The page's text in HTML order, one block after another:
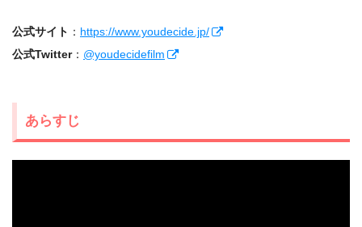
公式サイト ： https://www.youdecide.jp/
公式Twitter： @youdecidefilm
あらすじ